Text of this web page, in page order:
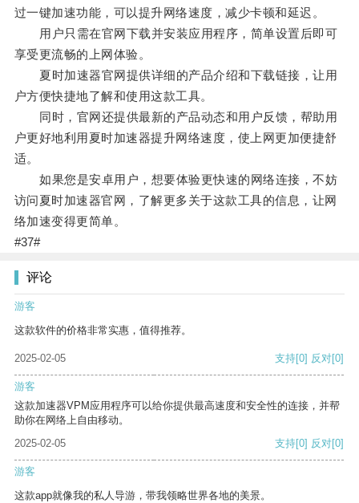
过一键加速功能，可以提升网络速度，减少卡顿和延迟。
用户只需在官网下载并安装应用程序，简单设置后即可
享受更流畅的上网体验。
夏时加速器官网提供详细的产品介绍和下载链接，让用
户方便快捷地了解和使用这款工具。
同时，官网还提供最新的产品动态和用户反馈，帮助用
户更好地利用夏时加速器提升网络速度，使上网更加便捷舒
适。
如果您是安卓用户，想要体验更快速的网络连接，不妨
访问夏时加速器官网，了解更多关于这款工具的信息，让网
络加速变得更简单。
#37#
评论
游客
这款软件的价格非常实惠，值得推荐。
2025-02-05 支持[0] 反对[0]
游客
这款加速器VPM应用程序可以给你提供最高速度和安全性的连接，并帮
助你在网络上自由移动。
2025-02-05
支持[0] 反对[0]
游客
这款app就像我的私人导游，带我领略世界各地的美景。